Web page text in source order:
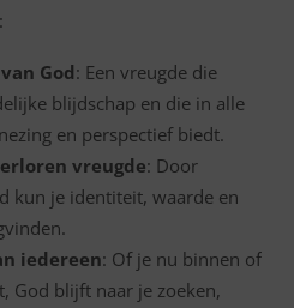
God: Een vreugde die
blijdschap en die in alle
en perspectief biedt.
vreugde: Door
kun je identiteit, waarde en
iedereen: Of je nu binnen of
God blijft naar je zoeken,